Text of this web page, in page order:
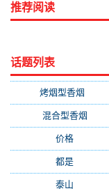
推荐阅读
话题列表
烤烟型香烟
混合型香烟
价格
都是
泰山